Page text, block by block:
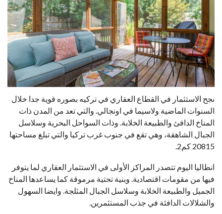
نجح الاستثمار في القطاع العقاري في تركيه بصوره قوية جدا خلال
السنوات الماضية ولاسيما في اونجالي. والتي تعد من المدن ذات
المناخ الدافئ والطبيعة الخلابة. وذات السواحل البحرية وسلاسل
الجبال الشاهقة، وهي تقع في جنوب غرب تركيا والتي تبلغ مساحتها
20815 كم2.
انطاليا اليوم تتصدر المراكز الأولى في الاستثمار العقاري لما يتوفر
فيها من مقومات اقتصادية. وبنية تحتية مرموقة كما يساعدها المناخ
الجميل والطبيعة الخلابة وسلاسل الجبال المثلجة. وايضا السهول
والشلالات الدافئة في جذب المستثمرين.